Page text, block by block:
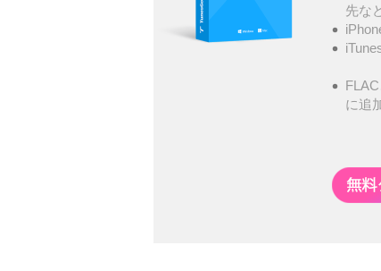
先な
に追